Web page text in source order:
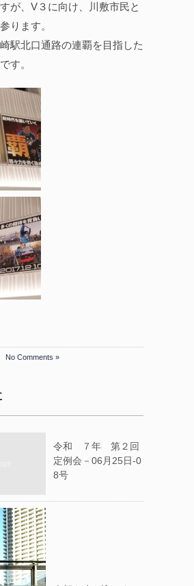
が、V３に向け、川敷市民と
ります。
駅北口通路の連覇を目指した
す。
No Comments »
令和 ７年 第２回
定例会－06月25日-0
8号